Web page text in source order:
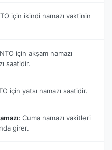
için ikindi namazı vaktinin
için akşam namazı
saatidir.
için yatsı namazı saatidir.
Cuma namazı vakitleri
girer.